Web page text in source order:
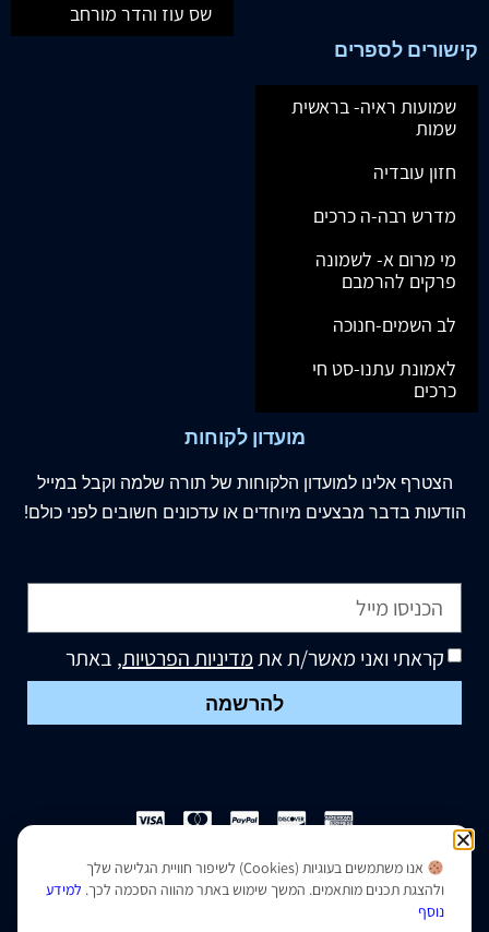
שס עוז והדר מורחב
קישורים לספרים
שמועות ראיה- בראשית
שמות
חזון עובדיה
מדרש רבה-ה כרכים
מי מרום א- לשמונה
פרקים להרמבם
לב השמים-חנוכה
לאמונת עתנו-סט חי
כרכים
מועדון לקוחות
הצטרף אלינו למועדון הלקוחות של תורה שלמה וקבל במייל
הודעות בדבר מבצעים מיוחדים או עדכונים חשובים לפני כולם!
קראתי ואני מאשר/ת אתמדיניות הפרטיות, באתר
להרשמה
הצהרת נגישות|מדיניות פרטיות
אנו משתמשים בעוגיות (Cookies) לשיפור חוויית הגלישה שלך
ולהצגת תכנים מותאמים. המשך שימוש באתר מהווה הסכמה לכך. למידע
נוסף